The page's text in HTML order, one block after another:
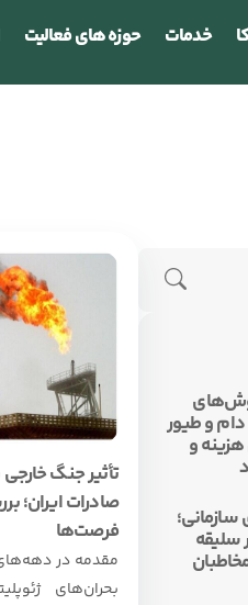
خدمات حوزه های فعالیت
تأثیر جنگ خارجی
صادرات ایران؛
فرصت‌ها
مقدمه در دهه‌های
بحران‌های
دام و طیور
و
سازمانی؛
سلیقه